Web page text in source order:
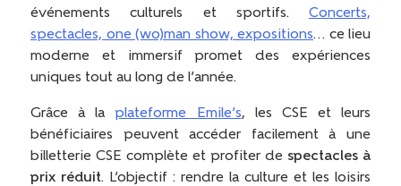
événements culturels et sportifs. Concerts,
spectacles, one (wo)man show, expositions… ce lieu
moderne et immersif promet des expériences
uniques tout au long de l’année.
Grâce à laplateforme Emile’s, les CSE et leurs
bénéficiaires peuvent accéder facilement à une
billetterie CSE complète et profiter de spectacles à
prix réduit. L’objectif : rendre la culture et les loisirs